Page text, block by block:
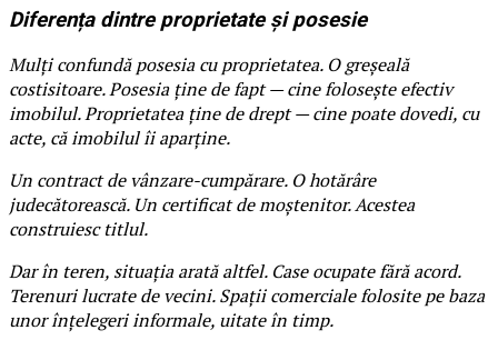
Diferența dintre proprietate și posesie
Mulți confundă posesia cu proprietatea. O greșeală
costisitoare. Posesia ține de fapt — cine folosește efectiv
imobilul. Proprietatea ține de drept — cine poate dovedi, cu
acte, că imobilul îi aparține.
Un contract de vânzare-cumpărare. O hotărâre
judecătorească. Un certificat de moștenitor. Acestea
construiesc titlul.
Dar în teren, situația arată altfel. Case ocupate fără acord.
Terenuri lucrate de vecini. Spații comerciale folosite pe baza
unor înțelegeri informale, uitate în timp.